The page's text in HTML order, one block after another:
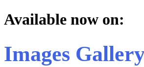
Available now on:
Images